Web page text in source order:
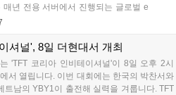
매년 전용 서버에서 진행되는 글로벌 e
큽니다. FWC는 이용자가 동일한 조
지표가 대폭 상승하는 성과를 냈습니
최될 예정이며, 위메이드커넥트는 이를
성장 모델을 지속할 방침입니다....
셔널', 8일 더현대서 개최
'TFT 코리아 인비테이셔널'이 8일 오후 2시
서 열립니다. 이번 대회에는 한국의 박찬서와
트남의 YBY1이 출전해 실력을 겨룹니다. TFT